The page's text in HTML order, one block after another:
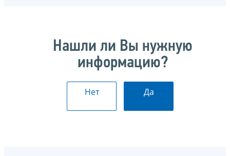
Нашли ли Вы нужную
информацию?
Нет Да